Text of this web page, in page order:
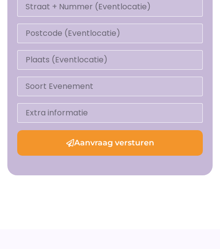
Aanvraag versturen